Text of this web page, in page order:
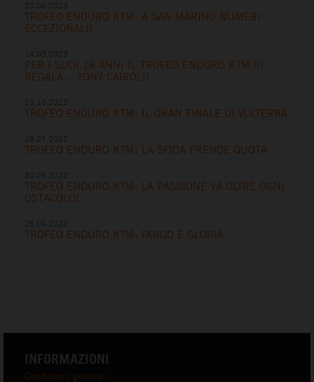
TROFEO ENDURO KTM: A SAN MARINO NUMERI
ECCEZIONALI!
PER I SUOI 18 ANNI IL TROFEO ENDURO KTM SI
REGALA… TONY CAIROLI!
TROFEO ENDURO KTM: IL GRAN FINALE DI VOLTERRA
TROFEO ENDURO KTM: LA SFIDA PRENDE QUOTA
TROFEO ENDURO KTM: LA PASSIONE VA OLTRE OGNI
OSTACOLO!
TROFEO ENDURO KTM: FANGO E GLORIA
INFORMAZIONI
Condizioni generali